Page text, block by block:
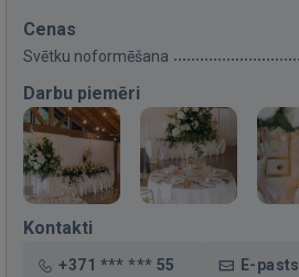
Cenas
Svētku noformēšana
Darbu piemēri
Kontakti
+371 *** *** 55 E-pasts